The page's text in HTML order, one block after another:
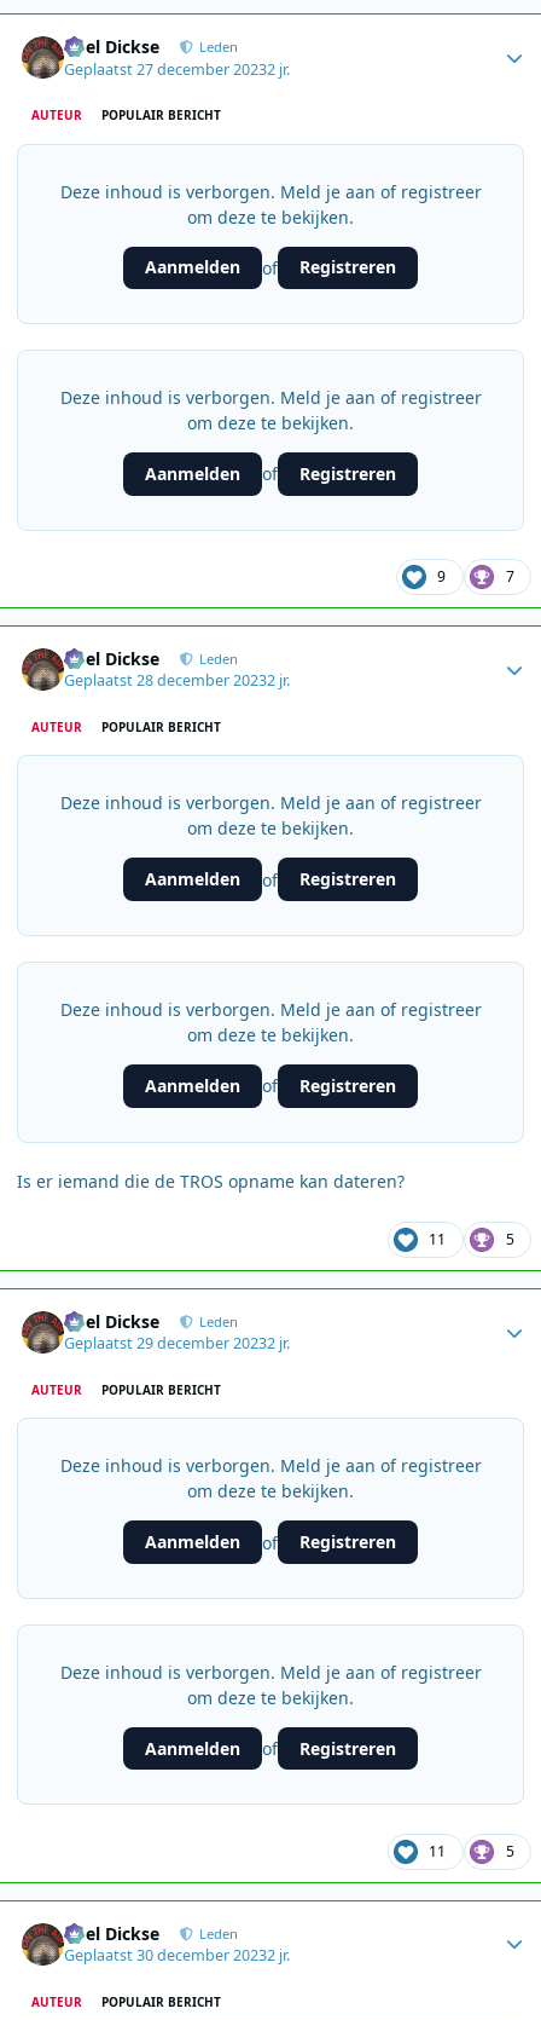
Roel Dickse Leden
Geplaatst27 december 20232 jr.
AUTEUR POPULAIR BERICHT
Deze inhoud is verborgen. Meld je aan of registreer
om deze te bekijken.
Aanmelden of Registreren
Deze inhoud is verborgen. Meld je aan of registreer
om deze te bekijken.
Aanmelden of Registreren
9 7
Roel Dickse Leden
Geplaatst28 december 20232 jr.
AUTEUR POPULAIR BERICHT
Deze inhoud is verborgen. Meld je aan of registreer
om deze te bekijken.
Aanmelden of Registreren
Deze inhoud is verborgen. Meld je aan of registreer
om deze te bekijken.
Aanmelden of Registreren
Is er iemand die de TROS opname kan dateren?
11 5
Roel Dickse Leden
Geplaatst29 december 20232 jr.
AUTEUR POPULAIR BERICHT
Deze inhoud is verborgen. Meld je aan of registreer
om deze te bekijken.
Aanmelden of Registreren
Deze inhoud is verborgen. Meld je aan of registreer
om deze te bekijken.
Aanmelden of Registreren
11 5
Roel Dickse Leden
Geplaatst30 december 20232 jr.
AUTEUR POPULAIR BERICHT